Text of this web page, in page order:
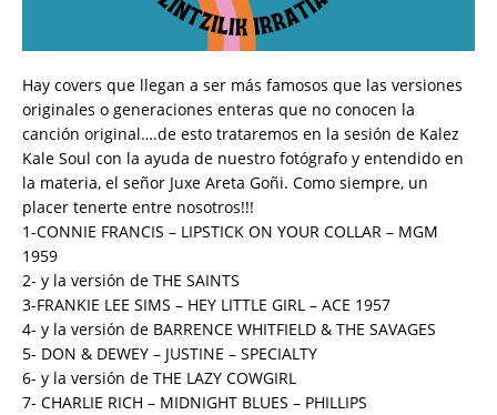
Hay covers que llegan a ser más famosos que las versiones
originales o generaciones enteras que no conocen la
canción original….de esto trataremos en la sesión de Kalez
Kale Soul con la ayuda de nuestro fotógrafo y entendido en
la materia, el señor Juxe Areta Goñi. Como siempre, un
placer tenerte entre nosotros!!!
1-CONNIE FRANCIS – LIPSTICK ON YOUR COLLAR – MGM
1959
2- y la versión de THE SAINTS
3-FRANKIE LEE SIMS – HEY LITTLE GIRL – ACE 1957
4- y la versión de BARRENCE WHITFIELD & THE SAVAGES
5- DON & DEWEY – JUSTINE – SPECIALTY
6- y la versión de THE LAZY COWGIRL
7- CHARLIE RICH – MIDNIGHT BLUES – PHILLIPS